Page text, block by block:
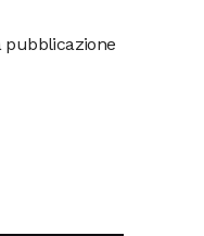
pubblicazione